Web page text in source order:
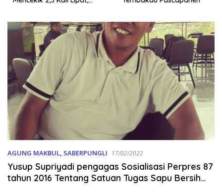
Musim!
AGUNG MAKBUL, SABERPUNGLI 17/02/2022
Yusup Supriyadi pengagas Sosialisasi Perpres 87
tahun 2016 Tentang Satuan Tugas Sapu Bersih